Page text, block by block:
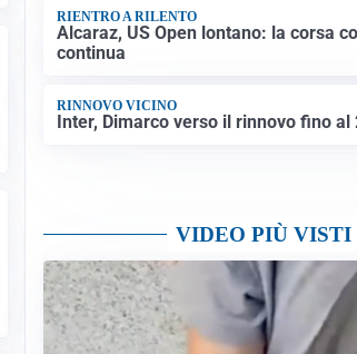
RIENTRO A RILENTO
Alcaraz, US Open lontano: la corsa
continua
RINNOVO VICINO
Inter, Dimarco verso il rinnovo fino al
VIDEO PIÙ VISTI